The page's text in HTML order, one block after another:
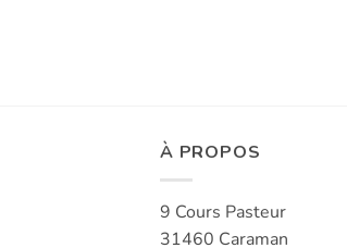
À PROPOS
9 Cours Pasteur
31460 Caraman